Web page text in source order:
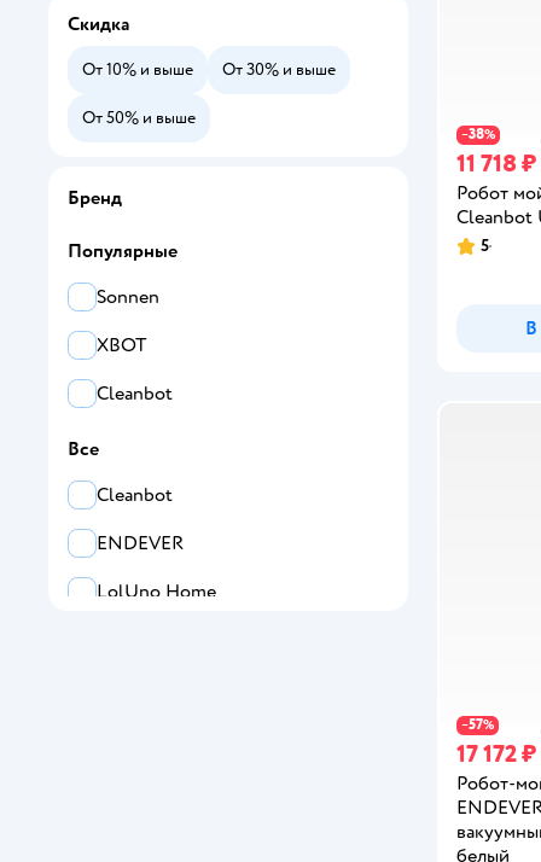
−38%
11 718 ₽
Робот
Cleanbot
Рейтинг:
5
В
−57%
17 172 ₽
Робот-
белый
Скидка
От 10% и выше От 30% и выше
От 50% и выше
Бренд
Популярные
Sonnen
XBOT
Cleanbot
Все
Cleanbot
ENDEVER
LolUno Home